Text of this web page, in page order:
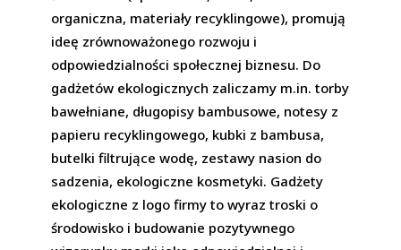
organiczna, materiały recyklingowe), promują
ideę zrównoważonego rozwoju i
odpowiedzialności społecznej biznesu. Do
gadżetów ekologicznych zaliczamy m.in. torby
bawełniane, długopisy bambusowe, notesy z
papieru recyklingowego, kubki z bambusa,
butelki filtrujące wodę, zestawy nasion do
sadzenia, ekologiczne kosmetyki. Gadżety
ekologiczne z logo firmy to wyraz troski o
środowisko i budowanie pozytywnego